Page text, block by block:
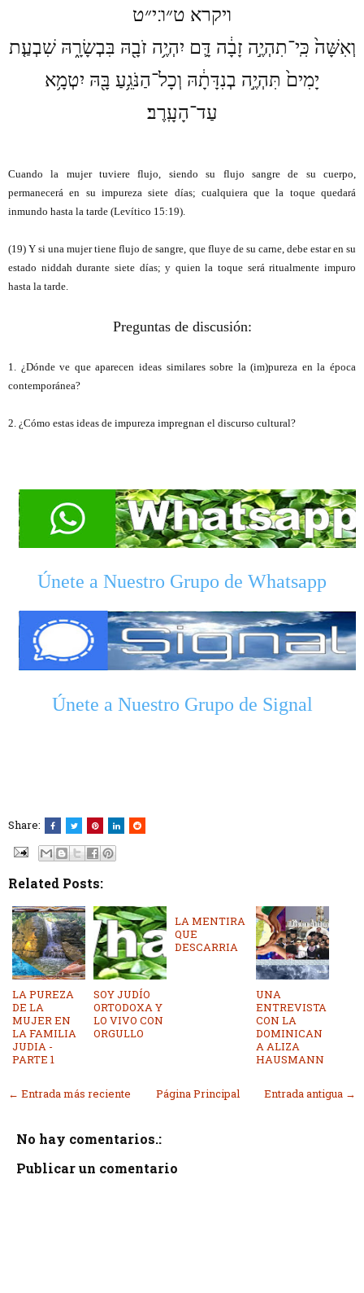
ויקרא ט״ו:י״ט
וְאִשָּׁה֙ כִּֽי־תִהְיֶ֣ה זָבָ֔ה דָּ֛ם יִהְיֶ֥ה זֹבָ֖הּ בִּבְשָׂרָ֑הּ שִׁבְעַ֤ת
יָמִים֙ תִּהְיֶ֣ה בְנִדָּתָ֔הּ וְכָל־הַנֹּגֵ֥עַ בָּ֖הּ יִטְמָ֥א
עַד־הָעָֽרֶב׃
Cuando la mujer tuviere flujo, siendo su flujo sangre de su cuerpo,
permanecerá en su impureza siete días; cualquiera que la toque quedará
inmundo hasta la tarde (Levítico 15:19).
(19) Y si una mujer tiene flujo de sangre, que fluye de su carne, debe estar en su
estado niddah durante siete días; y quien la toque será ritualmente impuro
hasta la tarde.
Preguntas de discusión:
1. ¿Dónde ve que aparecen ideas similares sobre la (im)pureza en la época
contemporánea?
2. ¿Cómo estas ideas de impureza impregnan el discurso cultural?
Únete a Nuestro Grupo de Whatsapp
Únete a Nuestro Grupo de Signal
Share:
Related Posts:
LA PUREZA
DE LA
MUJER EN
LA FAMILIA
JUDIA -
PARTE 1
SOY JUDÍO
ORTODOXA Y
LO VIVO CON
ORGULLO
LA MENTIRA
QUE
DESCARRIA
UNA
ENTREVISTA
CON LA
DOMINICAN
A ALIZA
HAUSMANN
← Entrada más reciente Entrada antigua →
Página Principal
No hay comentarios.:
Publicar un comentario